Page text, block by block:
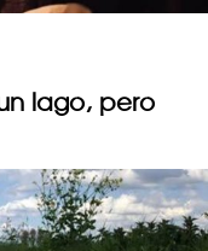
lago, pero